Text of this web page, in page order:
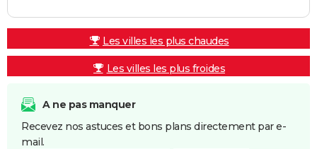
Les villes les plus chaudes
Les villes les plus froides
A ne pas manquer
Recevez nos astuces et bons plans directement par e-
mail.